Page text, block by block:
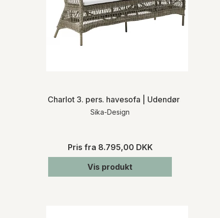
Charlot 3. pers. havesofa | Udendørs
Sika-Design
Pris fra 8.795,00 DKK
Vis produkt